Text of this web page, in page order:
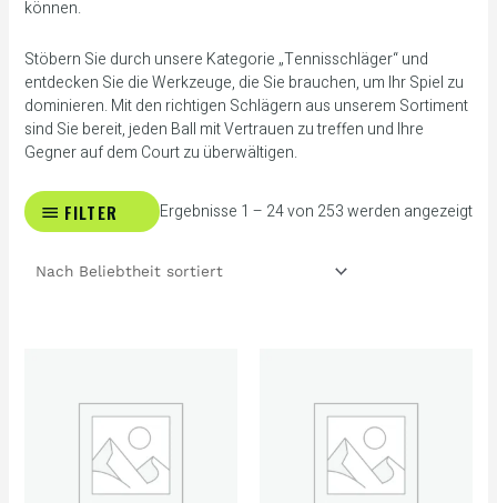
können.
Stöbern Sie durch unsere Kategorie „Tennisschläger“ und
entdecken Sie die Werkzeuge, die Sie brauchen, um Ihr Spiel zu
dominieren. Mit den richtigen Schlägern aus unserem Sortiment
sind Sie bereit, jeden Ball mit Vertrauen zu treffen und Ihre
Gegner auf dem Court zu überwältigen.
FILTER Ergebnisse 1 – 24 von 253 werden angezeigt